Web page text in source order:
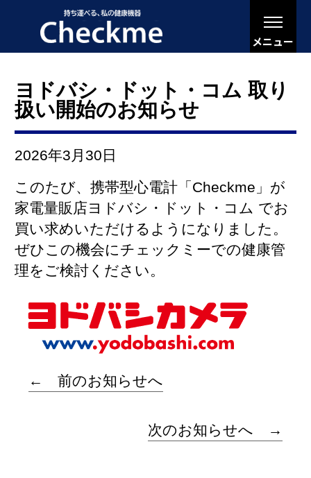
メニュー
ヨドバシ・ドット・コム 取り
扱い開始のお知らせ
2026年3月30日
このたび、携帯型心電計「Checkme」が
家電量販店ヨドバシ・ドット・コム でお
買い求めいただけるようになりました。
ぜひこの機会にチェックミーでの健康管
理をご検討ください。
← 前のお知らせへ
次のお知らせへ →